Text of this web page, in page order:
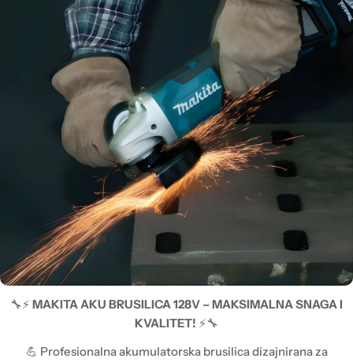
🔧⚡ MAKITA AKU BRUSILICA 128V – MAKSIMALNA SNAGA I
KVALITET! ⚡🔧
💪 Profesionalna akumulatorska brusilica dizajnirana za